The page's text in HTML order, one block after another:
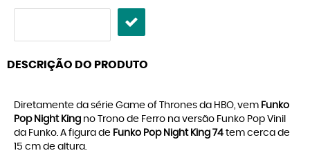
DESCRIÇÃO DO PRODUTO
Diretamente da série Game of Thrones da HBO, vem Funko
Pop Night King no Trono de Ferro na versão Funko Pop Vinil
da Funko. A figura de Funko Pop Night King 74 tem cerca de
15 cm de altura.